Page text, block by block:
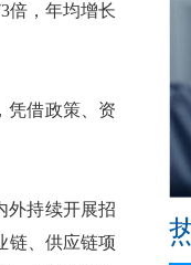
倍，年均增长
借政策、资
持续开展招
链、供应链项